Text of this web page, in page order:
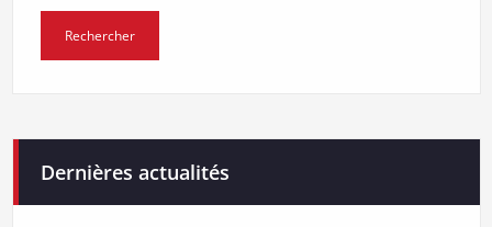
Dernières actualités